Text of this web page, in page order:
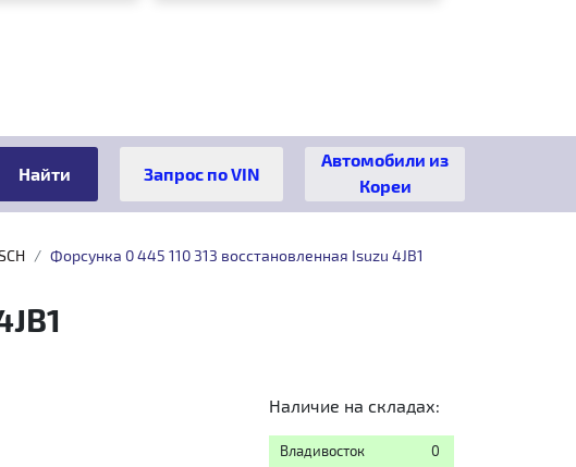
Автомобили из
Кореи
Форсунка 0 445 110 313 восстановленная Isuzu 4JB1
Наличие на складах:
Владивосток
0